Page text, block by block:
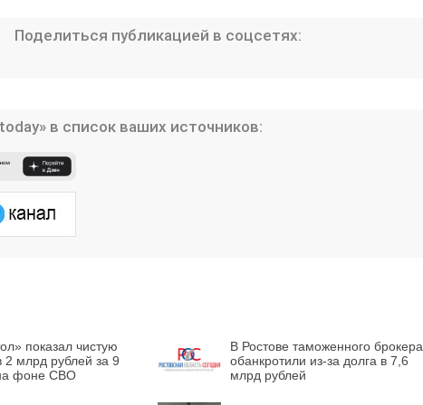
Поделиться публикацией в соцсетях:
в список ваших источников:
показал чистую
2 млрд рублей за 9
фоне СВО
В Ростове таможенного брокера
обанкротили из-за долга в 7,6
млрд рублей